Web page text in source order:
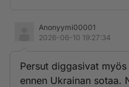
Anonyymi00001
2026-06-10 19:27:34
Persut diggasivat
ennen Ukrainan sotaa.